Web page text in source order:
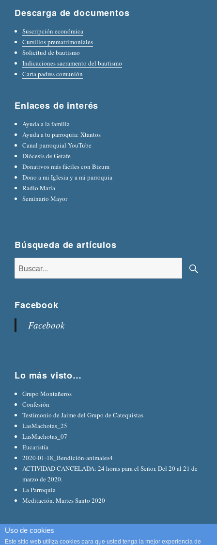
Descarga de documentos
Suscripción económica
Cursillos prematrimoniales
Solicitud de bautismo
Indicaciones sacramento del bautismo
Carta padres comunión
Enlaces de interés
Ayuda a la familia
Ayuda a tu parroquia: Xtantos
Canal parroquial YouTube
Diócesis de Getafe
Donativos más fáciles con Bizum
Dono a mi Iglesia y a mi parroquia
Radio María
Seminario Mayor
Búsqueda de artículos
Facebook
Facebook
Lo más visto…
Grupo Montañeros
Confesión
Testimonio de Jaime del Grupo de Catequistas
LasMachotas_25
LasMachotas_07
Eucaristía
2020-01-18_Bendición-animales4
ACTIVIDAD CANCELADA: 24 horas para el Señor. Del 20 al 21 de
marzo de 2020.
La Parroquia
Meditación. Martes Santo 2020
Uso de cookies
Este sitio web utiliza cookies para que usted tenga la mejor experiencia de